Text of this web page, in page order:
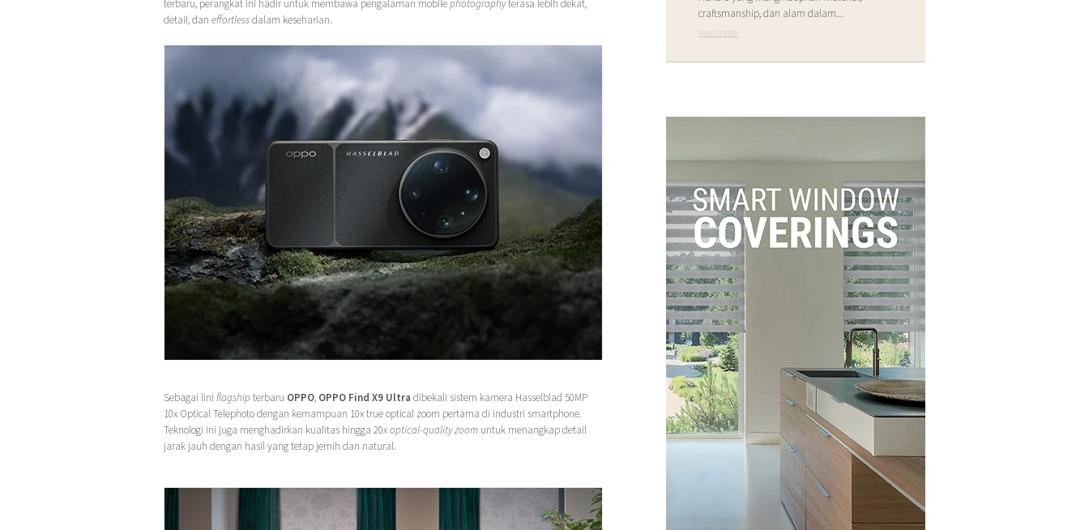
terbaru, perangkat ini hadir untuk membawa pengalaman mobilephotographyterasa lebih dekat,
detail, dan effortlessdalam keseharian.
Sebagai lini flagshipterbaru OPPO, OPPO Find X9 Ultra dibekali sistem kamera Hasselblad 50MP
10x Optical Telephoto dengan kemampuan 10x true optical zoom pertama di industri smartphone.
Teknologi ini juga menghadirkan kualitas hingga 20xoptical-quality zoom untuk menangkap detail
jarak jauh dengan hasil yang tetap jernih dan natural.
craftsmanship, dan alam dalam...
read more